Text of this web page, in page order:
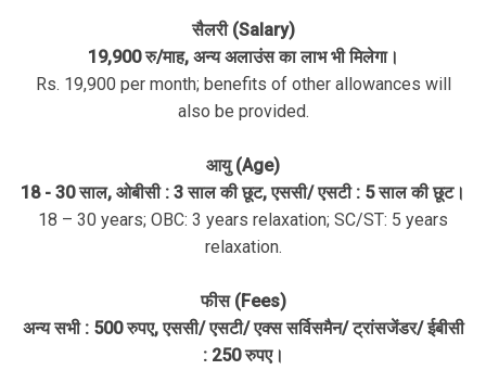
सैलरी (Salary)
19,900 रु/माह, अन्य अलाउंस का लाभ भी मिलेगा।
Rs. 19,900 per month; benefits of other allowances will
also be provided.
आयु (Age)
18 - 30 साल, ओबीसी : 3 साल की छूट, एससी/ एसटी : 5 साल की छूट।
18 – 30 years; OBC: 3 years relaxation; SC/ST: 5 years
relaxation.
फीस (Fees)
अन्य सभी : 500 रुपए, एससी/ एसटी/ एक्स सर्विसमैन/ ट्रांसजेंडर/ ईबीसी
: 250 रुपए।